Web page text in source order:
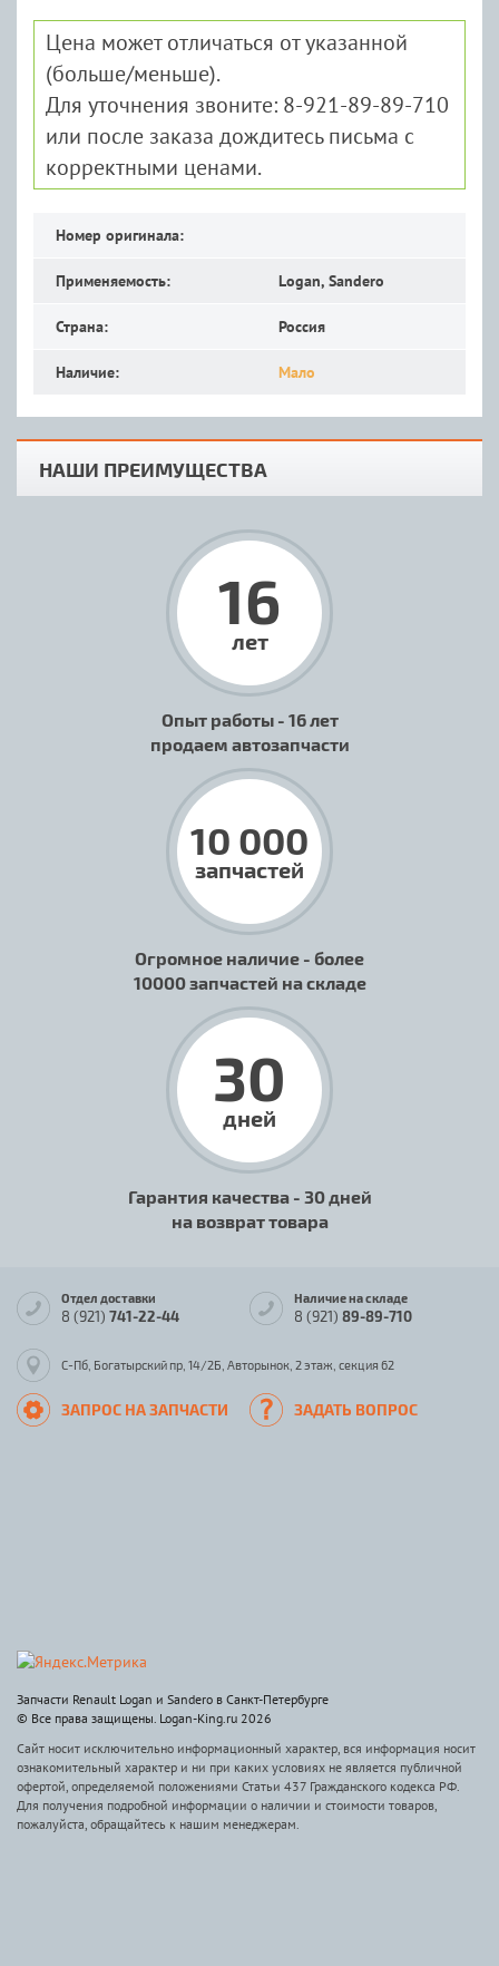
Цена может отличаться от указанной
(больше/меньше).
Для уточнения звоните: 8-921-89-89-710
или после заказа дождитесь письма с
корректными ценами.
Номер оригинала:
Применяемость: Logan, Sandero
Страна: Россия
Наличие: Мало
НАШИ ПРЕИМУЩЕСТВА
16
лет
Опыт работы - 16 лет
продаем автозапчасти
10 000
запчастей
Огромное наличие - более
10000 запчастей на складе
30
дней
Гарантия качества - 30 дней
на возврат товара
Отдел доставки
8 (921) 741-22-44
Наличие на складе
8 (921) 89-89-710
С-Пб, Богатырский пр, 14/2Б, Авторынок, 2 этаж, секция 62
ЗАПРОС НА ЗАПЧАСТИ ЗАДАТЬ ВОПРОС
Запчасти Renault Logan и Sandero в Санкт-Петербурге
© Все права защищены. Logan-King.ru 2026
Сайт носит исключительно информационный характер, вся информация носит
ознакомительный характер и ни при каких условиях не является публичной
офертой, определяемой положениями Статьи 437 Гражданского кодекса РФ.
Для получения подробной информации о наличии и стоимости товаров,
пожалуйста, обращайтесь к нашим менеджерам.